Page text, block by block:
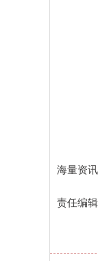
海量资
责任编